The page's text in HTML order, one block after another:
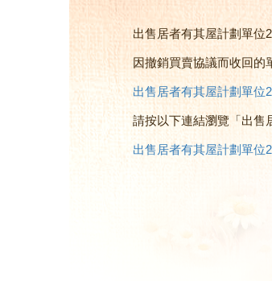
出售居者有其屋計劃單位
因撤銷買賣協議而收回的
出售居者有其屋計劃單位
請按以下連結瀏覽「出售
出售居者有其屋計劃單位